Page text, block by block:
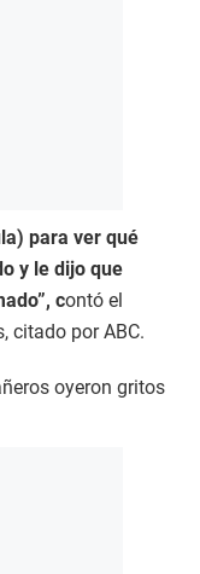
para ver qué
y le dijo que
contó el
citado por ABC.
oyeron gritos